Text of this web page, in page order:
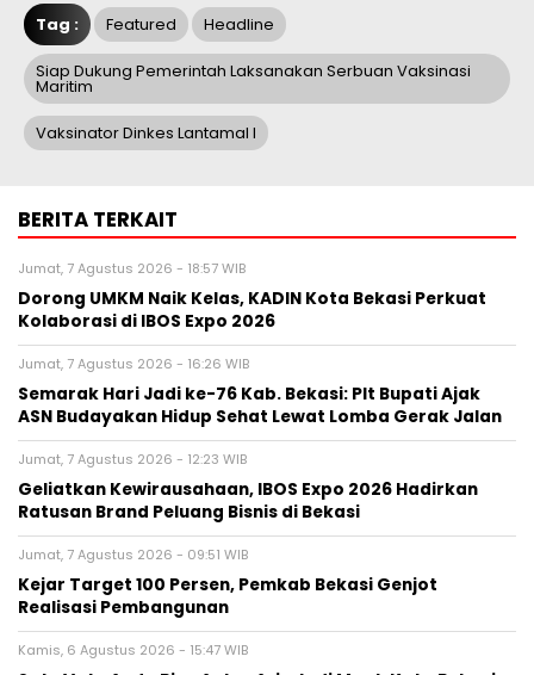
Tag : Featured Headline
Siap Dukung Pemerintah Laksanakan Serbuan Vaksinasi
Maritim
Vaksinator Dinkes Lantamal I
BERITA TERKAIT
Jumat, 7 Agustus 2026 - 18:57 WIB
Dorong UMKM Naik Kelas, KADIN Kota Bekasi Perkuat
Kolaborasi di IBOS Expo 2026
Jumat, 7 Agustus 2026 - 16:26 WIB
‎Semarak Hari Jadi ke-76 Kab. Bekasi: Plt Bupati Ajak
ASN Budayakan Hidup Sehat Lewat Lomba Gerak Jalan
Jumat, 7 Agustus 2026 - 12:23 WIB
‎Geliatkan Kewirausahaan, IBOS Expo 2026 Hadirkan
Ratusan Brand Peluang Bisnis di Bekasi
Jumat, 7 Agustus 2026 - 09:51 WIB
Kejar Target 100 Persen, Pemkab Bekasi Genjot
Realisasi Pembangunan
Kamis, 6 Agustus 2026 - 15:47 WIB